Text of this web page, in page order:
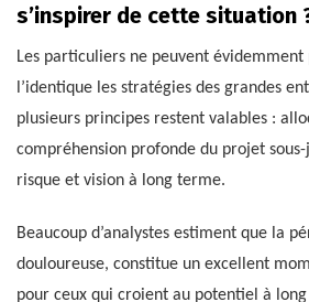
s’inspirer de cette situation
Les particuliers ne peuvent évidemment
l’identique les stratégies des grandes
plusieurs principes restent valables :
compréhension profonde du projet
risque et vision à long terme.
Beaucoup d’analystes estiment que la
douloureuse, constitue un excellent
pour ceux qui croient au potentiel à